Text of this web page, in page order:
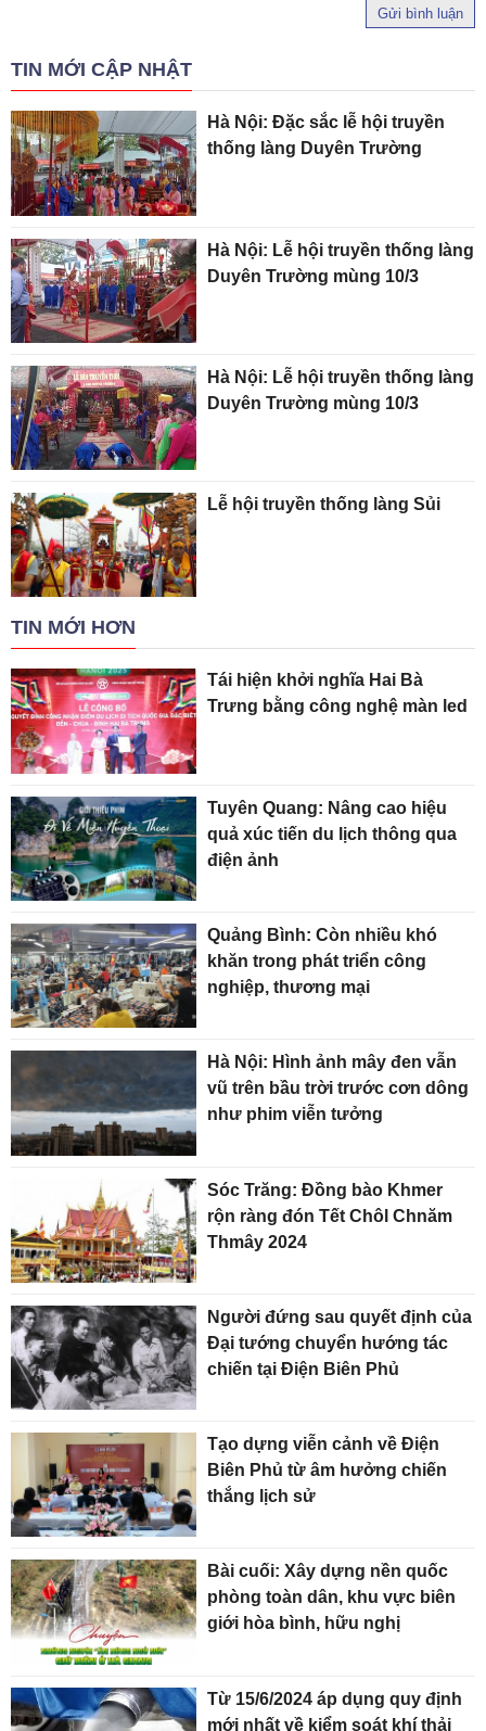
Gửi bình luận
TIN MỚI CẬP NHẬT
Hà Nội: Đặc sắc lễ hội truyền
thống làng Duyên Trường
Hà Nội: Lễ hội truyền thống làng
Duyên Trường mùng 10/3
Hà Nội: Lễ hội truyền thống làng
Duyên Trường mùng 10/3
Lễ hội truyền thống làng Sủi
TIN MỚI HƠN
Tái hiện khởi nghĩa Hai Bà
Trưng bằng công nghệ màn led
Tuyên Quang: Nâng cao hiệu
quả xúc tiến du lịch thông qua
điện ảnh
Quảng Bình: Còn nhiều khó
khăn trong phát triển công
nghiệp, thương mại
Hà Nội: Hình ảnh mây đen vẫn
vũ trên bầu trời trước cơn dông
như phim viễn tưởng
Sóc Trăng: Đồng bào Khmer
rộn ràng đón Tết Chôl Chnăm
Thmây 2024
Người đứng sau quyết định của
Đại tướng chuyển hướng tác
chiến tại Điện Biên Phủ
Tạo dựng viễn cảnh về Điện
Biên Phủ từ âm hưởng chiến
thắng lịch sử
Bài cuối: Xây dựng nền quốc
phòng toàn dân, khu vực biên
giới hòa bình, hữu nghị
Từ 15/6/2024 áp dụng quy định
mới nhất về kiểm soát khí thải